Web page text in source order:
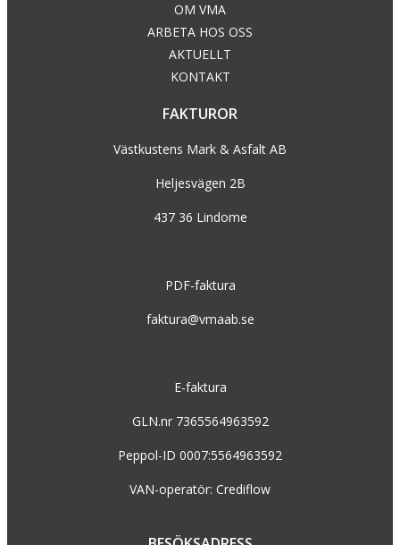
OM VMA
ARBETA HOS OSS
AKTUELLT
KONTAKT
FAKTUROR
Västkustens Mark & Asfalt AB
Heljesvägen 2B
437 36 Lindome
PDF-faktura
faktura@vmaab.se
E-faktura
GLN.nr 7365564963592
Peppol-ID 0007:5564963592
VAN-operatör: Crediflow